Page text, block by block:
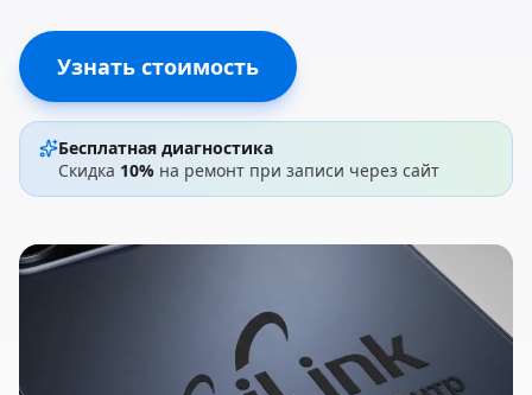
Узнать стоимость
Бесплатная диагностика
Скидка 10% на ремонт при записи через сайт